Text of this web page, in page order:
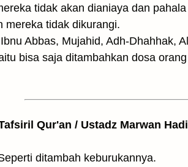
tidak akan dianiaya dan
mereka tidak dikurangi.
Abbas, Mujahid, Adh-Dhahhak,
bisa saja ditambahkan dosa
Qur'an / Ustadz Marwan
ditambah keburukannya.